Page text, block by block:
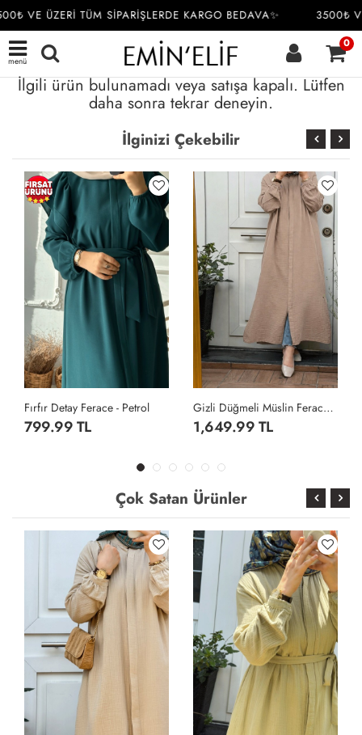
VE ÜZERİ TÜM SİPARİŞLERDE KARGO BEDAVA✨ 3500₺
menü
0
İlgili ürün bulunamadı veya satışa kapalı. Lütfen
daha sonra tekrar deneyin.
İlginizi Çekebilir
1,649.99 TL
Cepli Krep Ferace - Lacivert
1,499.99 TL
Çok Satan Ürünler